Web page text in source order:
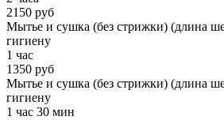
2150 руб
Мытье и сушка (без стрижки) (длина
гигиену
1 час
1350 руб
Мытье и сушка (без стрижки) (длина
гигиену
1 час 30 мин